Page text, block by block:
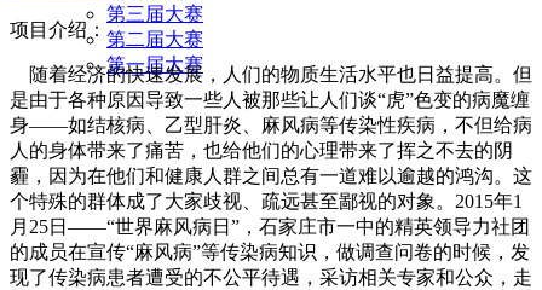
第三届大赛
第二届大赛
第一届大赛
项目介绍：
随着经济的快速发展，人们的物质生活水平也日益提高。但
是由于各种原因导致一些人被那些让人们谈“虎”色变的病魔缠
身——如结核病、乙型肝炎、麻风病等传染性疾病，不但给病
人的身体带来了痛苦，也给他们的心理带来了挥之不去的阴
霾，因为在他们和健康人群之间总有一道难以逾越的鸿沟。这
个特殊的群体成了大家歧视、疏远甚至鄙视的对象。2015年1
月25日——“世界麻风病日”，石家庄市一中的精英领导力社团
的成员在宣传“麻风病”等传染病知识，做调查问卷的时候，发
现了传染病患者遭受的不公平待遇，采访相关专家和公众，走